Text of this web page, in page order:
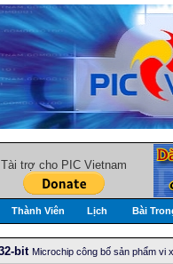
Tài trợ cho PIC Vietnam
Thành Viên Lịch Bài
bit Microchip công bố sản phẩm vi